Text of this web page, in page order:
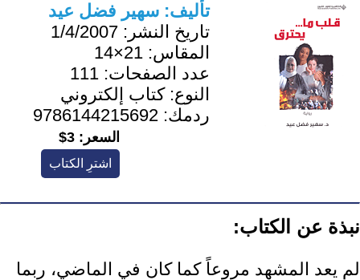
تأليف: سهير فضل عيد
تاريخ النشر: 1/4/2007
المقاس: 21×14
عدد الصفحات: 111
النوع:كتاب إلكتروني
ردمك: 9786144215692
السعر: 3$
اشترِ الكتاب
نبذة عن الكتاب:
لم يعد المشهد مروعاً كما كان في الماضي، ربما